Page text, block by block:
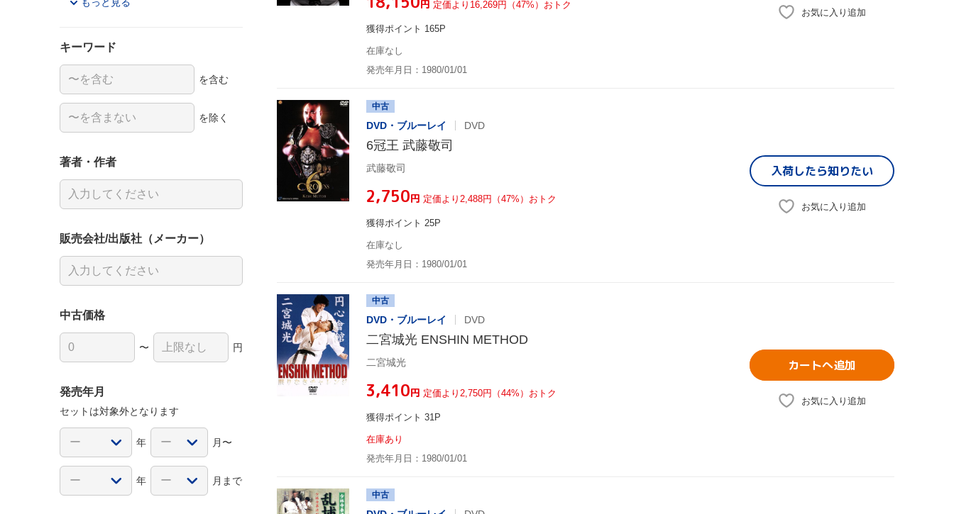
円 定価より16,269円（47%）おトク
獲得ポイント 165P
在庫なし
発売年月日：1980/01/01
お気に入り追加
中古
DVD・ブルーレイ DVD
6冠王 武藤敬司
武藤敬司
¥2,750円 定価より2,488円（47%）おトク
獲得ポイント 25P
在庫なし
発売年月日：1980/01/01
入荷したら知りたい
お気に入り追加
中古
DVD・ブルーレイ DVD
二宮城光 ENSHIN METHOD
二宮城光
¥3,410円 定価より2,750円（44%）おトク
獲得ポイント 31P
在庫あり
発売年月日：1980/01/01
カートへ追加
お気に入り追加
中古
キーワード
を含む
を除く
著者・作者
販売会社/出版社（メーカー）
中古価格
〜 円
発売年月
セットは対象外となります
年 月〜
年 月まで